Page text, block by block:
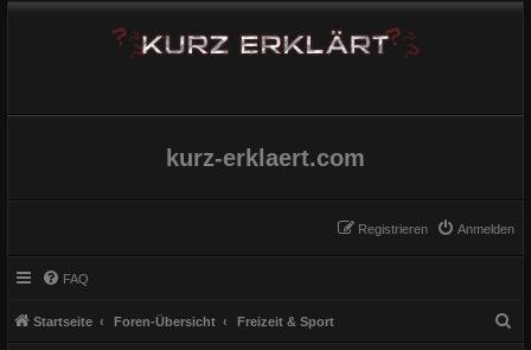
kurz-erklaert.com
Anmelden
Registrieren
FAQ
Startseite Foren-Übersicht Freizeit & Sport